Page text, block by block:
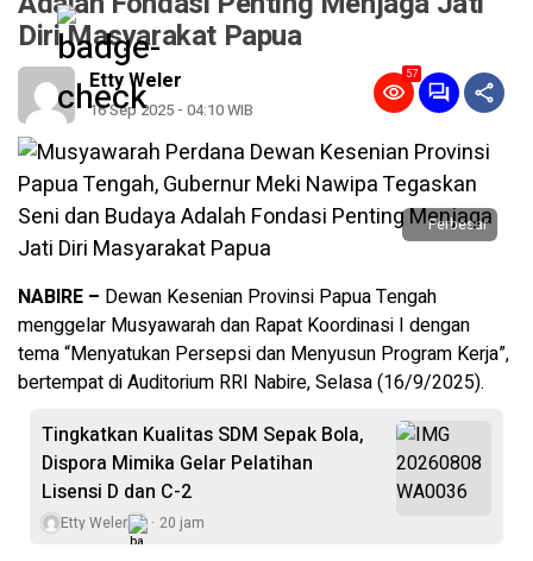
Diri Masyarakat Papua
Etty Weler
16 Sep 2025 - 04:10 WIB
57
Perbesar
NABIRE – Dewan Kesenian Provinsi Papua Tengah
menggelar Musyawarah dan Rapat Koordinasi I dengan
tema “Menyatukan Persepsi dan Menyusun Program Kerja”,
bertempat di Auditorium RRI Nabire, Selasa (16/9/2025).
Tingkatkan Kualitas SDM Sepak Bola,
Dispora Mimika Gelar Pelatihan
Lisensi D dan C-2
Etty Weler 20 jam